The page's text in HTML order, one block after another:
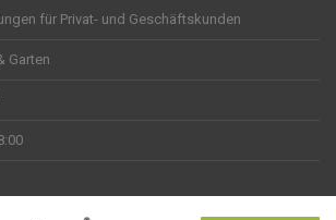
für Privat- und Geschäftskunden
Garten